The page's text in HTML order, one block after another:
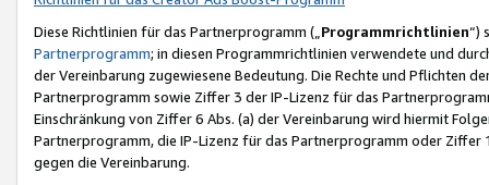
Diese Richtlinien für das Partnerprogramm („Programmrichtlinien“)
Partnerprogramm; in diesen Programmrichtlinien verwendete und
der Vereinbarung zugewiesene Bedeutung. Die Rechte und Pflichten
Partnerprogramm sowie Ziffer 3 der IP-Lizenz für das
Einschränkung von Ziffer 6 Abs. (a) der Vereinbarung wird hiermit
Partnerprogramm, die IP-Lizenz für das Partnerprogramm oder
gegen die Vereinbarung.